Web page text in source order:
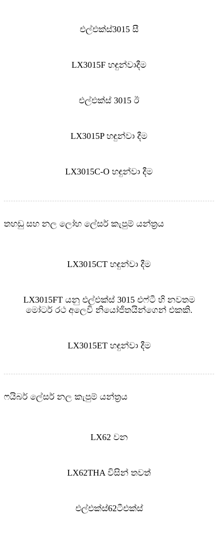
එල්එක්ස්3015 සී
LX3015F හඳුන්වාදීම
එල්එක්ස් 3015 ඊ
LX3015P හඳුන්වා දීම
LX3015C-O හඳුන්වා දීම
තහඩු සහ නල ලෝහ ලේසර් කැපුම් යන්ත්‍රය
LX3015CT හඳුන්වා දීම
LX3015FT යනු එල්එක්ස් 3015 එෆ්ටී හි නවතම
මෝටර් රථ අලෙවි නියෝජිතයින්ගෙන් එකකි.
LX3015ET හඳුන්වා දීම
ෆයිබර් ලේසර් නල කැපුම් යන්ත්‍රය
LX62 වන
LX62THA විසින් තවත්
එල්එක්ස්62ටීඑක්ස්